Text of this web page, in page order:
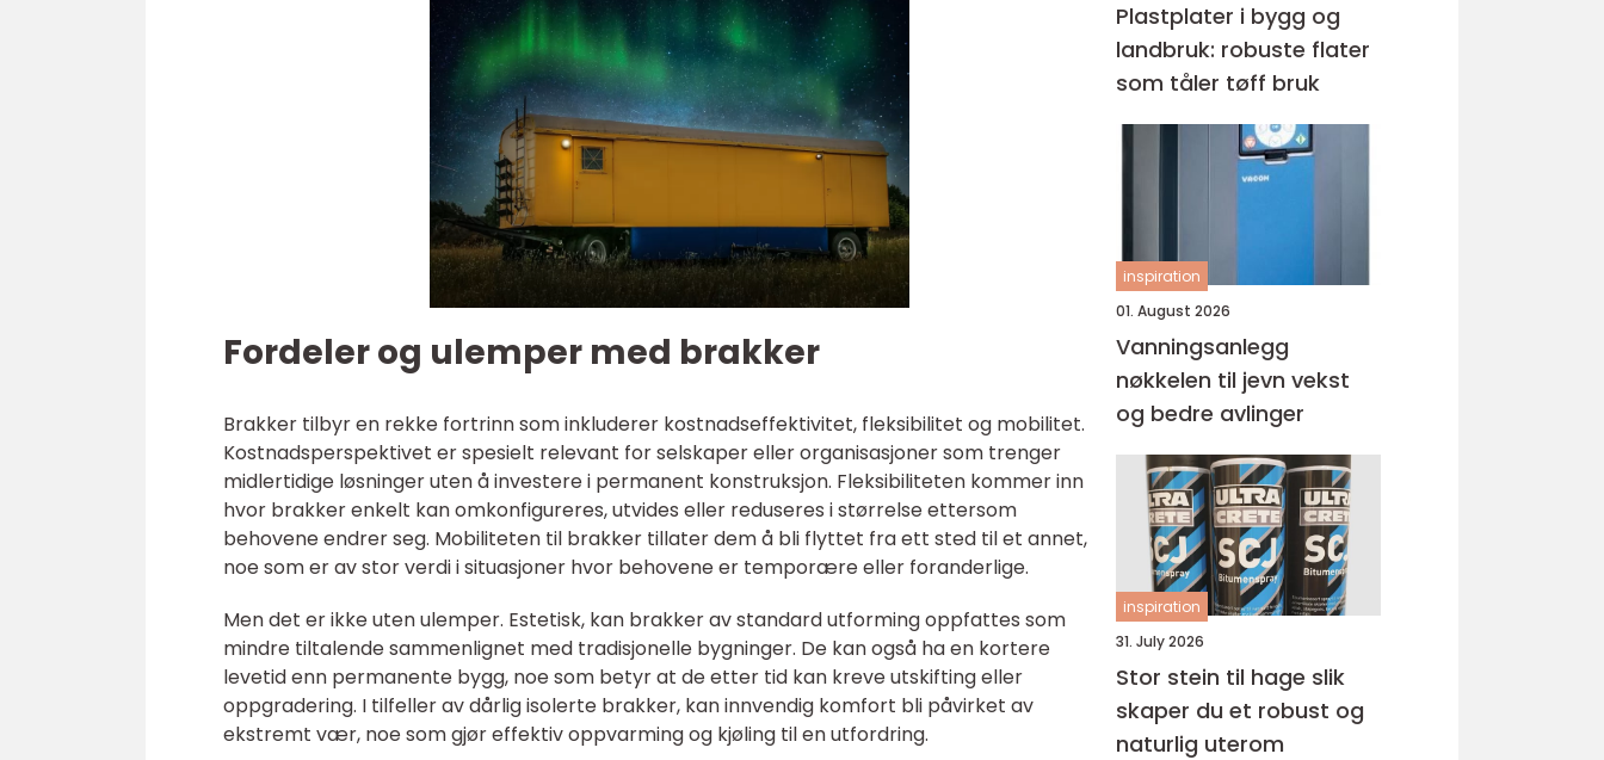
Fordeler og ulemper med brakker
Brakker tilbyr en rekke fortrinn som inkluderer kostnadseffektivitet, fleksibilitet og mobilitet.
Kostnadsperspektivet er spesielt relevant for selskaper eller organisasjoner som trenger
midlertidige løsninger uten å investere i permanent konstruksjon. Fleksibiliteten kommer inn
hvor brakker enkelt kan omkonfigureres, utvides eller reduseres i størrelse ettersom
behovene endrer seg. Mobiliteten til brakker tillater dem å bli flyttet fra ett sted til et annet,
noe som er av stor verdi i situasjoner hvor behovene er temporære eller foranderlige.
Men det er ikke uten ulemper. Estetisk, kan brakker av standard utforming oppfattes som
mindre tiltalende sammenlignet med tradisjonelle bygninger. De kan også ha en kortere
levetid enn permanente bygg, noe som betyr at de etter tid kan kreve utskifting eller
oppgradering. I tilfeller av dårlig isolerte brakker, kan innvendig komfort bli påvirket av
ekstremt vær, noe som gjør effektiv oppvarming og kjøling til en utfordring.
Plastplater i bygg og
landbruk: robuste flater
som tåler tøff bruk
inspiration
01. August 2026
Vanningsanlegg
nøkkelen til jevn vekst
og bedre avlinger
inspiration
31. July 2026
Stor stein til hage slik
skaper du et robust og
naturlig uterom